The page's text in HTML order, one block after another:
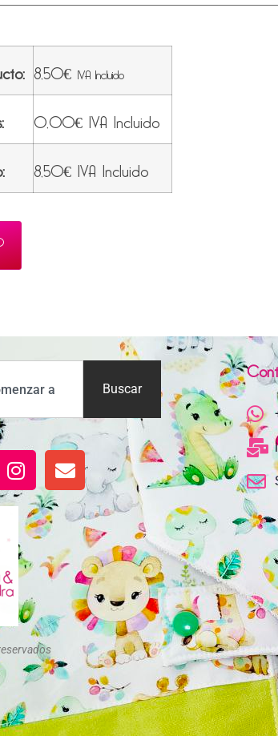
8,50€ IVA Incluido
0,00€ IVA Incluido
8,50€ IVA Incluido
Buscar